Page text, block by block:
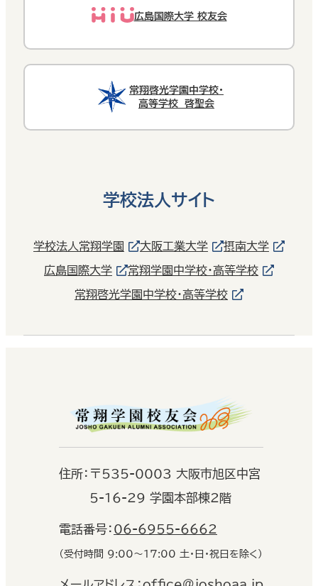
広島国際大学 校友会
常翔啓光学園中学校・
高等学校 啓聖会
学校法人サイト
学校法人常翔学園 大阪工業大学 摂南大学
広島国際大学 常翔学園中学校・高等学校
常翔啓光学園中学校・高等学校
住所： 〒535-0003 大阪市旭区中宮
5-16-29 学園本部棟2階
電話番号： 06-6955-6662
（受付時間 9:00〜17:00 土・日・祝日を除く）